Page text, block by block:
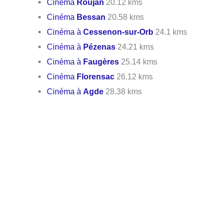
Cinéma Roujan 20.12 kms
Cinéma Bessan 20.58 kms
Cinéma àCessenon-sur-Orb 24.1 kms
Cinéma à Pézenas 24.21 kms
Cinéma à Faugères 25.14 kms
Cinéma Florensac 26.12 kms
Cinéma àAgde 28.38 kms